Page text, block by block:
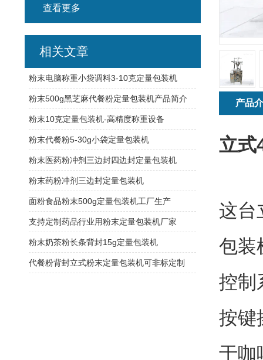
产品
立式
这台
包装
控制
按键
于咖
查看更多
相关文章
粉末电脑称重小袋调料3-10克定量包装机
粉末500g黑芝麻代餐粉定量包装机产品简介
粉末10克定量包装机-高精度称重设备
粉末代餐粉5-30g小袋定量包装机
粉末医药粉冲剂三边封四边封定量包装机
粉末药粉冲剂三边封定量包装机
面粉食品粉末500g定量包装机工厂生产
支持定制药品行业用粉末定量包装机厂家
粉末奶茶粉长条背封15g定量包装机
代餐粉背封立式粉末定量包装机可非标定制